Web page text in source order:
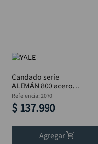
Candado serie
ALEMÁN 800 acero
endurecido PLUS 66
mm YALE
Referencia: 2070
$ 137.990
Agregar